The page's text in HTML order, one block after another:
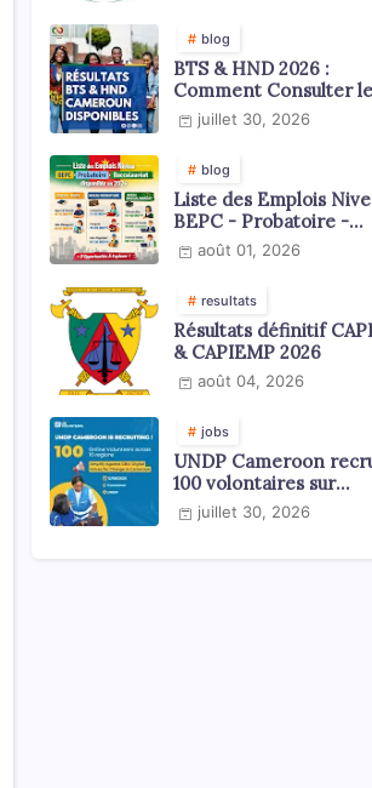
blog
BTS & HND 2026 :
Comment Consulter
Résultats ?
juillet 30, 2026
blog
Liste des Emplois
BEPC - Probatoire -
Baccalauréat dispoblible
en 2026
août 01, 2026
resultats
Résultats définitif
& CAPIEMP 2026
août 04, 2026
jobs
UNDP Cameroon
100 volontaires sur
l'échelle du territoire
national
juillet 30, 2026